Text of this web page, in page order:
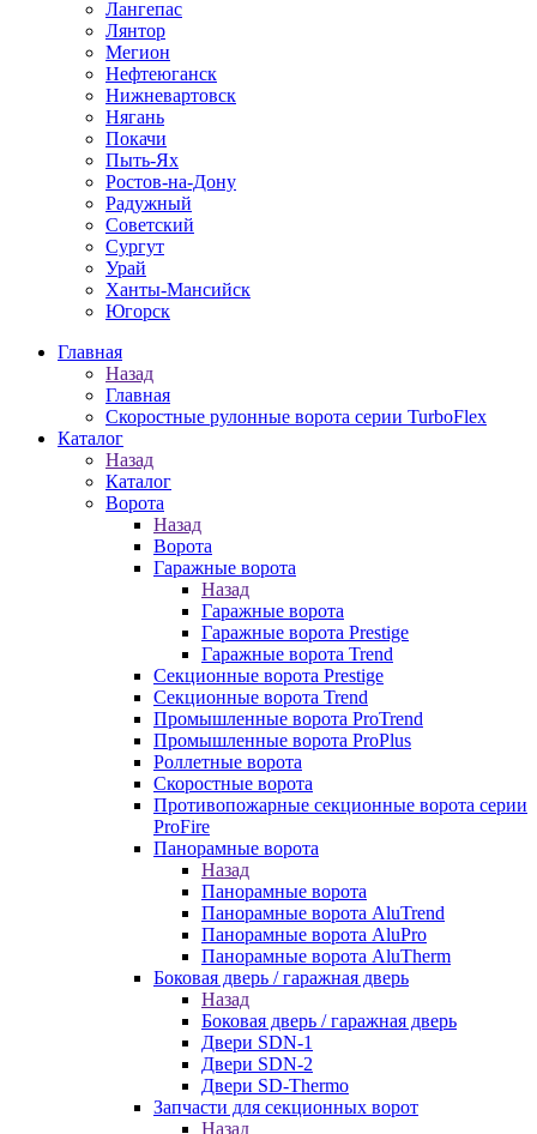
Лангепас
Лянтор
Мегион
Нефтеюганск
Нижневартовск
Нягань
Покачи
Пыть-Ях
Рoстов-на-Дону
Радужный
Советский
Сургут
Урай
Ханты-Мансийск
Югорск
Главная
Назад
Главная
Скоростные рулонные ворота серии TurboFlex
Каталог
Назад
Каталог
Ворота
Назад
Ворота
Гаражные ворота
Назад
Гаражные ворота
Гаражные ворота Prestige
Гаражные ворота Trend
Секционные ворота Prestige
Секционные ворота Trend
Промышленные ворота ProTrend
Промышленные ворота ProPlus
Роллетные ворота
Скоростные ворота
Противопожарные секционные ворота серии
ProFire
Панорамные ворота
Назад
Панорамные ворота
Панорамные ворота AluTrend
Панорамные ворота AluPro
Панорамные ворота AluTherm
Боковая дверь / гаражная дверь
Назад
Боковая дверь / гаражная дверь
Двери SDN-1
Двери SDN-2
Двери SD-Thermo
Запчасти для секционных ворот
Назад